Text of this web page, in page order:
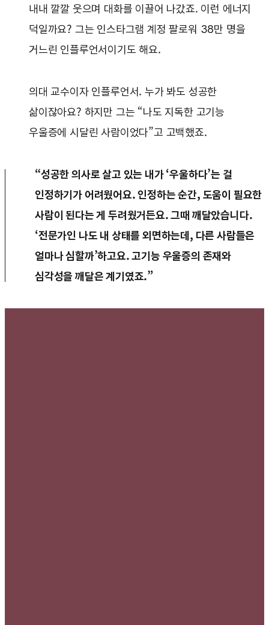
내내 깔깔 웃으며 대화를 이끌어 나갔죠. 이런 에너지
덕일까요? 그는 인스타그램 계정 팔로워 38만 명을
거느린 인플루언서이기도 해요.
의대 교수이자 인플루언서. 누가 봐도 성공한
삶이잖아요? 하지만 그는 “나도 지독한 고기능
우울증에 시달린 사람이었다”고 고백했죠.
“성공한 의사로 살고 있는 내가 ‘우울하다’는 걸
인정하기가 어려웠어요. 인정하는 순간, 도움이 필요한
사람이 된다는 게 두려웠거든요. 그때 깨달았습니다.
‘전문가인 나도 내 상태를 외면하는데, 다른 사람들은
얼마나 심할까’하고요. 고기능 우울증의 존재와
심각성을 깨달은 계기였죠.”